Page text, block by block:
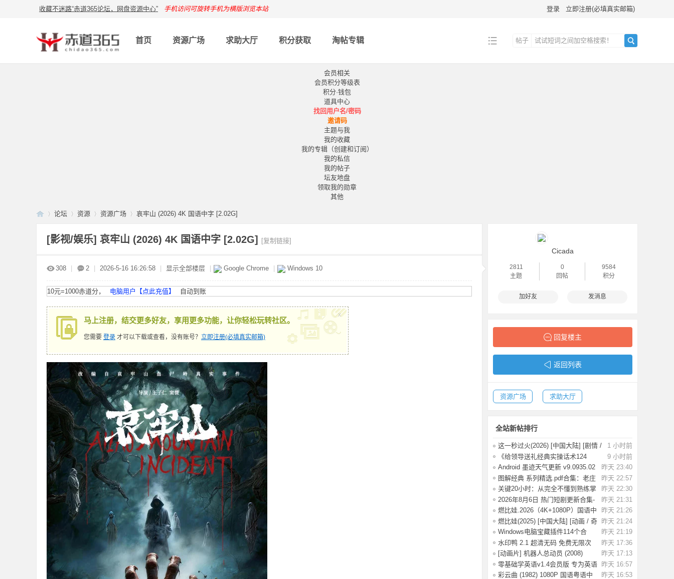
收藏不迷路“赤道365论坛，网盘资源中心” 手机访问可旋转手机为横版浏览本站 登录 立即注册(必填真实邮箱)
首页 资源广场 求助大厅 积分获取 淘帖专辑
帖子
会员相关
会员积分等级表
积分·钱包
道具中心
找回用户名/密码
邀请码
主题与我
我的收藏
我的专辑（创建和订阅）
我的私信
我的帖子
坛友地盘
领取我的勋章
其他
论坛 资源 资源广场 哀牢山 (2026) 4K 国语中字 [2.02G]
[影视/娱乐] 哀牢山 (2026) 4K 国语中字 [2.02G] [复制链接]
308 2 2026-5-16 16:26:58 显示全部楼层 Google Chrome Windows 10
10元=1000赤道分， 电脑用户【点此充值】 自动到账
马上注册，结交更多好友，享用更多功能，让你轻松玩转社区。
您需要 登录 才可以下载或查看，没有账号？ 立即注册(必填真实邮箱)
x
Cicada
2811
主题
0
回帖
9584
积分
加好友 发消息
回复楼主
返回列表
资源广场 求助大厅
全站新帖排行
1 小时前
这一秒过火(2026) [中国大陆] [剧情 /
爱情
9 小时前
《给领导送礼经典实操话术124
条》：不踩红
昨天 23:40
Android 墨迹天气更新 v9.0935.02
去广告解
昨天 22:57
图解经典 系列精选.pdf合集：老庄
易经 风
昨天 22:30
关键20小时：从完全不懂到熟练掌
握一门新技
昨天 21:31
2026年8月6日 热门短剧更新合集-
海量热门
昨天 21:26
燃比娃.2026（4K+1080P）国语中
字.首部宣纸
昨天 21:24
燃比娃(2025) [中国大陆] [动画 / 奇
幻 /
昨天 21:19
Windows电脑宝藏插件114个合
集，按功能分类
昨天 17:36
水印鸭 2.1 超清无码 免费无限次
试了好多
昨天 17:13
[动画片] 机器人总动员 (2008)
1080P 国配
昨天 16:57
零基础学英语v1.4会员版 专为英语
初学者设
昨天 16:53
彩云曲 (1982) 1080P 国语粤语中